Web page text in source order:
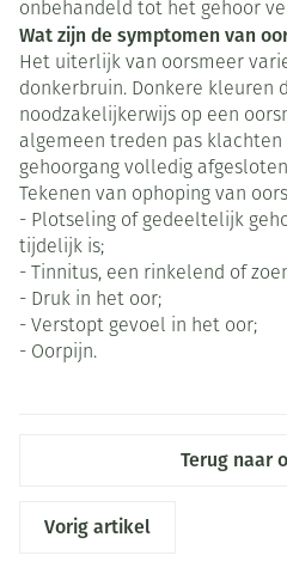
onbehandeld tot het gehoor
Wat zijn de symptomen van
Het uiterlijk van oorsmeer
donkerbruin. Donkere kleuren
noodzakelijkerwijs op een
algemeen treden pas klachten
gehoorgang volledig
Tekenen van ophoping van
- Plotseling of gedeeltelijk
tijdelijk is;
- Tinnitus, een rinkelend of
- Druk in het oor;
- Verstopt gevoel in het oor;
- Oorpijn.
Terug naar
Vorig artikel